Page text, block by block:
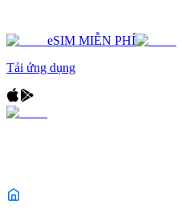
eSIM MIỄN PHÍ
Tải ứng dụng